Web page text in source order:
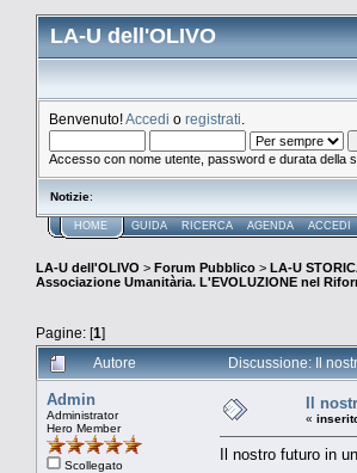
LA-U dell'OLIVO
Benvenuto!Accedi o registrati
Accesso con nome utente, password e durata della
Notizie:
HOME GUIDA RICERCA AGENDA ACCEDI
LA-U dell'OLIVO > Forum Pubblico > LA-U
Associazione Umanitària. L'EVOLUZIONE nel
Pagine: [1]
Autore
Discussione: Il
Admin
Administrator
Hero Member
Scollegato
Il
«
Il nostro futuro in